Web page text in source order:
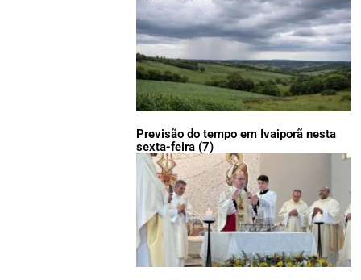
Previsão do tempo em Ivaiporã nesta
sexta-feira (7)